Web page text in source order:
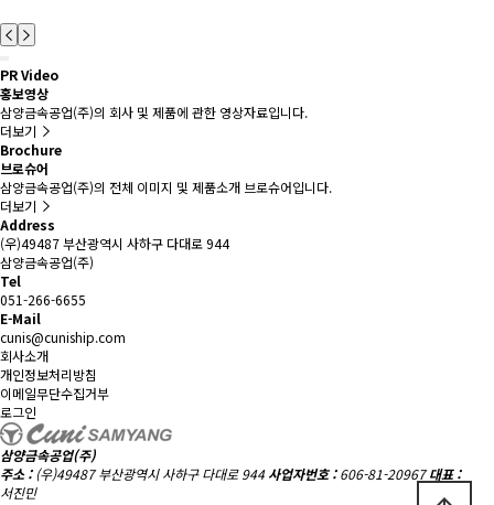
PR Video
홍보영상
삼양금속공업(주)의 회사 및 제품에 관한 영상자료입니다.
더보기
Brochure
브로슈어
삼양금속공업(주)의 전체 이미지 및 제품소개 브로슈어입니다.
더보기
Address
(우)49487 부산광역시 사하구 다대로 944
삼양금속공업(주)
Tel
051-266-6655
E-Mail
cunis@cuniship.com
회사소개
개인정보처리방침
이메일무단수집거부
로그인
삼양금속공업(주)
주소 : (우)49487 부산광역시 사하구 다대로 944 사업자번호 :606-81-20967 대표 :
서진민